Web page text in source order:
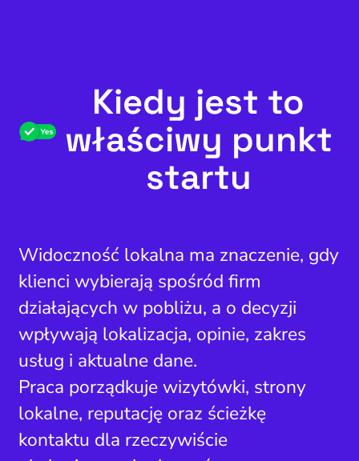
Kiedy jest to
właściwy punkt
startu
Widoczność lokalna ma znaczenie, gdy
klienci wybierają spośród firm
działających w pobliżu, a o decyzji
wpływają lokalizacja, opinie, zakres
usług i aktualne dane.
Praca porządkuje wizytówki, strony
lokalne, reputację oraz ścieżkę
kontaktu dla rzeczywiście